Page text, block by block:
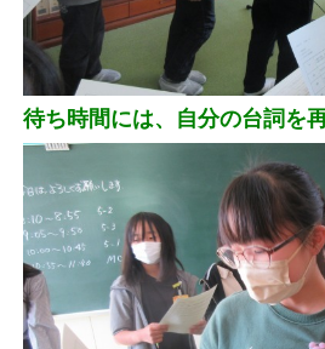
待ち時間には、自分の台詞を